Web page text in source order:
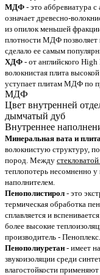
МДФ - это аббревиатура
означает древесно-
из опилок меньшей
плотности МДФ позволяет
сделало ее самым
ХДФ - от английского
волокнистая плита
уступает плитам МДФ по
МДФ
Цвет внутренней
дымчатый дуб
Внутреннее
Минеральная вата и плита
волокнистую структуру,
пород. Между
теплопотерь несомненно
наполнителем.
Пенополистирол - это
термическая обработка
сплавляется и
более высокие
производитель - Пеноплекс.
Пенополиуретан - имеет
звукоизоляции среди
влагостойкости